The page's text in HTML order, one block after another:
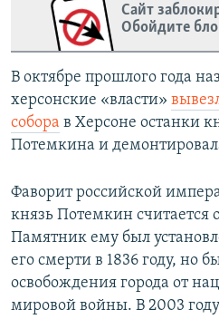
Сайт
Обойдите
В октябре прошлого года
херсонские «власти»
собора в Херсоне останки
Потемкина и
Фаворит российской
князь Потемкин считается
Памятник ему был
его смерти в 1836 году, но
освобождения города от
мировой войны. В 2003